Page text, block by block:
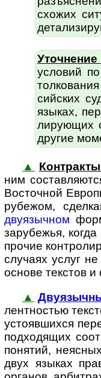
схожих
условий
сий­ских
языках,
лирующих
другие
▲
ним
Восточной
рубежом,
двуязычном
зарубежья,
прочие
случаях услуг
основе текстов
▲
лен­т­нос­тью
устояв­шихся
под­ходящих
понятий,
двух языках